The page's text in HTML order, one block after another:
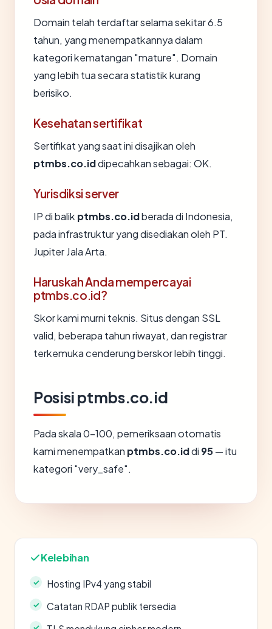
Domain telah terdaftar selama sekitar 6.5
tahun, yang menempatkannya dalam
kategori kematangan "mature". Domain
yang lebih tua secara statistik kurang
berisiko.
Kesehatan sertifikat
Sertifikat yang saat ini disajikan oleh
ptmbs.co.iddipecahkan sebagai: OK.
Yurisdiksi server
IP di balik ptmbs.co.idberada di Indonesia,
pada infrastruktur yang disediakan oleh PT.
Jupiter Jala Arta.
Haruskah Anda mempercayai
ptmbs.co.id?
Skor kami murni teknis. Situs dengan SSL
valid, beberapa tahun riwayat, dan registrar
terkemuka cenderung berskor lebih tinggi.
Posisi ptmbs.co.id
Pada skala 0-100, pemeriksaan otomatis
kami menempatkan ptmbs.co.iddi 95— itu
kategori "very_safe".
Kelebihan
Hosting IPv4 yang stabil
Catatan RDAP publik tersedia